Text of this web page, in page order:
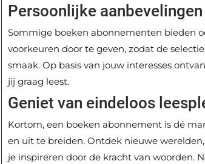
Persoonlijke aanbevelingen
Sommige boeken abonnementen bieden
voorkeuren door te geven, zodat de
smaak. Op basis van jouw interesses
jij graag leest.
Geniet van eindeloos
Kortom, een boeken abonnement is dé
en uit te breiden. Ontdek nieuwe
je inspireren door de kracht van woorden.